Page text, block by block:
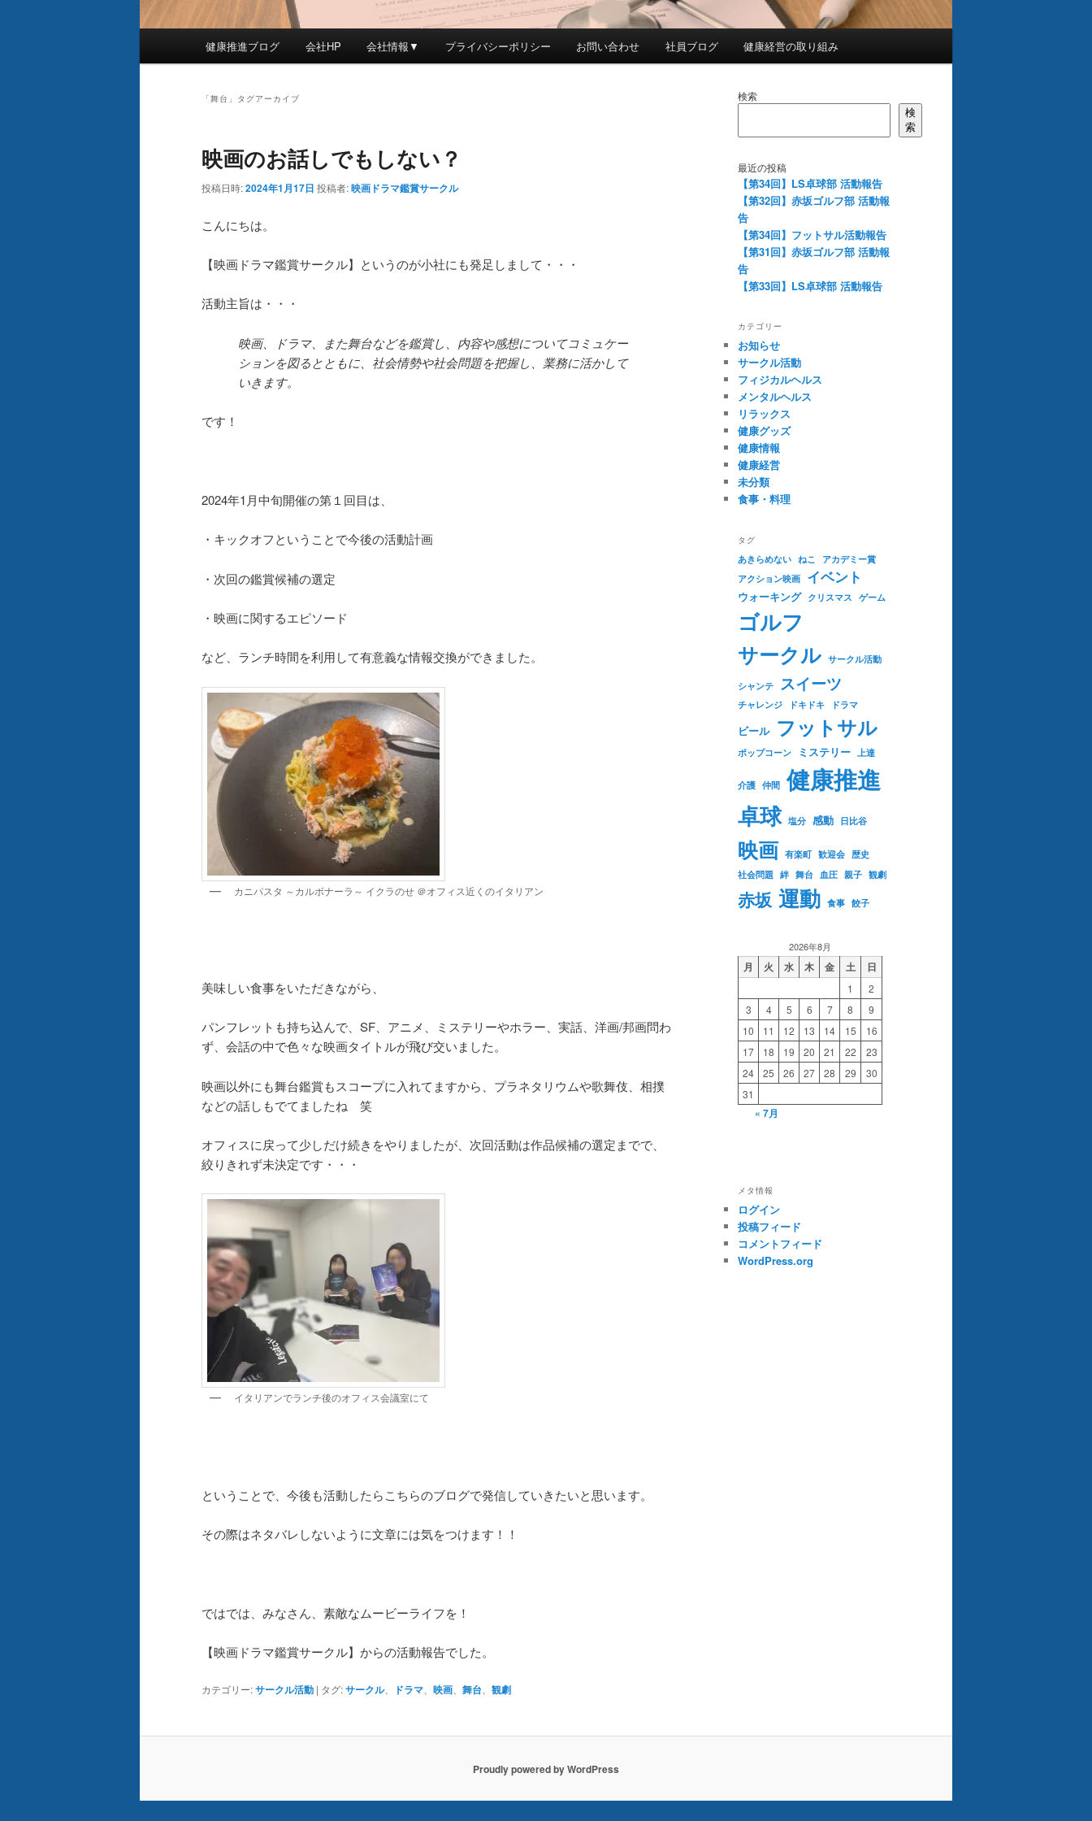
健康推進ブログ 会社HP 会社情報▼ プライバシーポリシー お問い合わせ 社員ブログ 健康経営の取り組み
「舞台 」タグアーカイブ
映画のお話しでもしない？
投稿日時:2024年1月17日 投稿者:映画ドラマ鑑賞サークル
こんにちは。
【映画ドラマ鑑賞サークル】というのが小社にも発足しまして・・・
活動主旨は・・・
映画、ドラマ、また舞台などを鑑賞し、内容や感想についてコミュケー
ションを図るとともに、社会情勢や社会問題を把握し、業務に活かして
いきます。
です！
2024年1月中旬開催の第１回目は、
・キックオフということで今後の活動計画
・次回の鑑賞候補の選定
・映画に関するエピソード
など、ランチ時間を利用して有意義な情報交換ができました。
カニパスタ ～カルボナーラ～ イクラのせ ＠オフィス近くのイタリアン
美味しい食事をいただきながら、
パンフレットも持ち込んで、SF、アニメ、ミステリーやホラー、実話、洋画/邦画問わ
ず、会話の中で色々な映画タイトルが飛び交いました。
映画以外にも舞台鑑賞もスコープに入れてますから、プラネタリウムや歌舞伎、相撲
などの話しもでてましたね 笑
オフィスに戻って少しだけ続きをやりましたが、次回活動は作品候補の選定までで、
絞りきれず未決定です・・・
イタリアンでランチ後のオフィス会議室にて
ということで、今後も活動したらこちらのブログで発信していきたいと思います。
その際はネタバレしないように文章には気をつけます！！
ではでは、みなさん、素敵なムービーライフを！
【映画ドラマ鑑賞サークル】からの活動報告でした。
カテゴリー:サークル活動 | タグ:サークル、 ドラマ 映画 舞台 観劇
検索
検
索
最近の投稿
【第34回】LS卓球部 活動報告
【第32回】赤坂ゴルフ部 活動報
告
【第34回】フットサル活動報告
【第31回】赤坂ゴルフ部 活動報
告
【第33回】LS卓球部 活動報告
カテゴリー
お知らせ
サークル活動
フィジカルヘルス
メンタルヘルス
リラックス
健康グッズ
健康情報
健康経営
未分類
食事・料理
タグ
あきらめない ねこ
アカデミー賞
アクション映画 イベント
ウォーキング クリスマス ゲーム
ゴルフ
サークル サークル活動
シャンテ スイーツ
チャレンジ ドキドキ ドラマ
ビール フットサル
ポップコーン ミステリー 上達
介護 仲間 健康推進
卓球 塩分 感動 日比谷
映画 有楽町 歓迎会 歴史
社会問題 絆 舞台 血圧 親子 観劇
赤坂 運動 食事 餃子
2026年8月
月 火 水 木 金 土 日
1
2
3
4 5 6 7 8
9
10
11 12 13 14 15
16
17
18 19 20 21 22
23
24
25 26 27 28 29
30
31
« 7月
メタ情報
ログイン
投稿フィード
コメントフィード
WordPress.org
Proudly powered by WordPress